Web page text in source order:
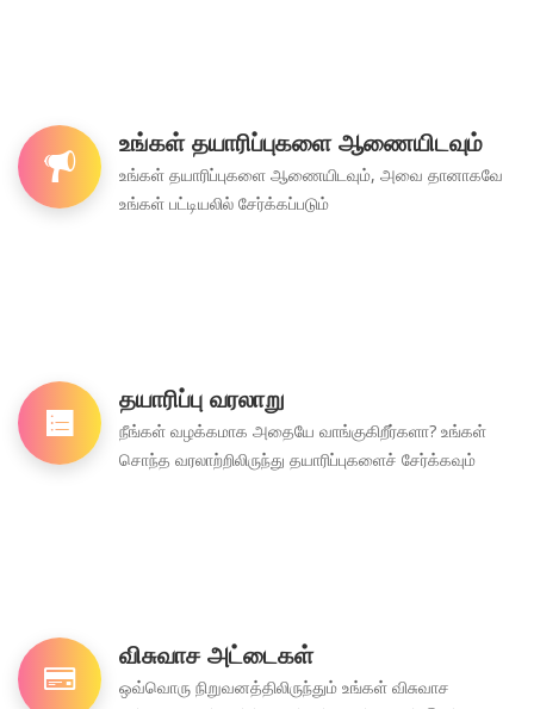
உங்கள் தயாரிப்புகளை ஆணையிடவும்
உங்கள் தயாரிப்புகளை ஆணையிடவும், அவை தானாகவே
உங்கள் பட்டியலில் சேர்க்கப்படும்
தயாரிப்பு வரலாறு
நீங்கள் வழக்கமாக அதையே வாங்குகிறீர்களா? உங்கள்
சொந்த வரலாற்றிலிருந்து தயாரிப்புகளைச் சேர்க்கவும்
விசுவாச அட்டைகள்
ஒவ்வொரு நிறுவனத்திலிருந்தும் உங்கள் விசுவாச